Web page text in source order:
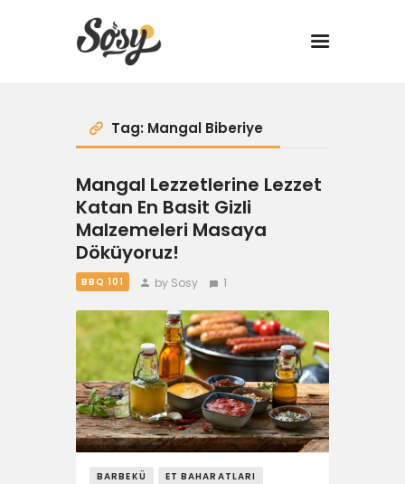
TARİFLER
MANGAL
YANCI
DRINK
BBQ 101
YAŞAM
SOSY’LE!
Tag: Mangal Biberiye
Mangal Lezzetlerine Lezzet
Katan En Basit Gizli
Malzemeleri Masaya
Döküyoruz!
BBQ 101 by Sosy 1
BARBEKÜ
ET BAHARATLARI